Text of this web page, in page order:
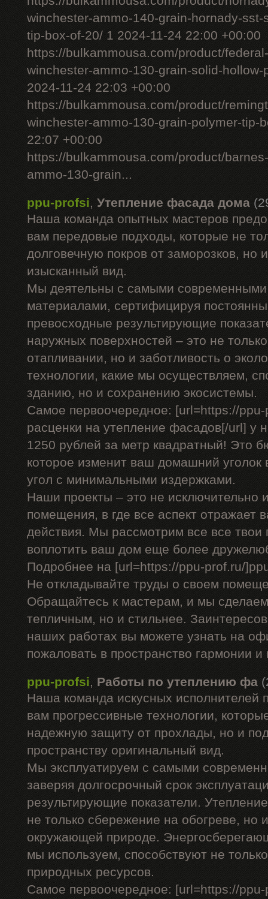
winchester-ammo-140-grain-hornady-
tip-box-of-20/ 1 2024-11-24 22:00 +00:00
https://bulkammousa.com/product/
winchester-ammo-130-grain-solid-
2024-11-24 22:03 +00:00
https://bulkammousa.com/product/
winchester-ammo-130-grain-polymer-tip-
22:07 +00:00
https://bulkammousa.com/product/
ammo-130-grain...
ppu-profsi, Утепление фасада дома
Наша команда опытных мастеров
вам передовые подходы, которые не
долговечную покров от заморозков,
изысканный вид.
Мы деятельны с самыми современными
материалами, сертифицируя
превосходные результирующие
наружных поверхностей – это не
отапливании, но и заботливость о
технологии, какие мы осуществляем,
зданию, но и сохранению экосистемы.
Самое первоочередное: [url=https://
расценки на утепление фасадов[/url] у
1250 рублей за метр квадратный! Это
которое изменит ваш домашний уголок
угол с минимальными издержками.
Наши проекты – это не исключительно
помещения, в где все аспект отражает
действия. Мы рассмотрим все все твои
воплотить ваш дом еще более
Подробнее на [url=https://ppu-prof.ru/
Не откладывайте труды о своем
Обращайтесь к мастерам, и мы
тепличным, но и стильнее.
наших работах вы можете узнать на
пожаловать в пространство гармонии
ppu-profsi, Работы по утеплению фа
Наша команда искусных исполнителей
вам прогрессивные технологии,
надежную защиту от прохлады, но и
пространству оригинальный вид.
Мы эксплуатируем с самыми
заверяя долгосрочный срок
результирующие показатели.
не только сбережение на обогреве, но
окружающей природе.
мы используем, способствуют не
природных ресурсов.
Самое первоочередное: [url=https://ppu-